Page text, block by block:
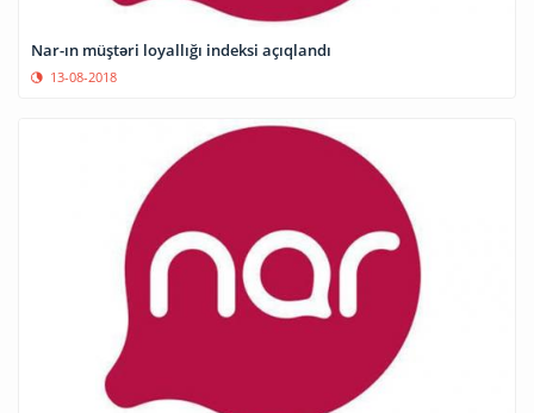
Nar-ın müştəri loyallığı indeksi açıqlandı
13-08-2018